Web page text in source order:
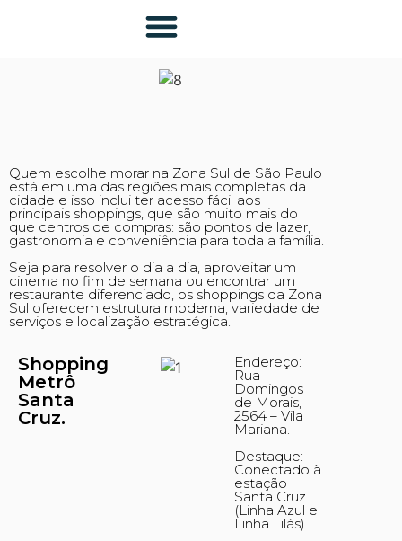
Quem escolhe morar na Zona Sul de São Paulo
está em uma das regiões mais completas da
cidade e isso inclui ter acesso fácil aos
principais shoppings, que são muito mais do
que centros de compras: são pontos de lazer,
gastronomia e conveniência para toda a família.
Seja para resolver o dia a dia, aproveitar um
cinema no fim de semana ou encontrar um
restaurante diferenciado, os shoppings da Zona
Sul oferecem estrutura moderna, variedade de
serviços e localização estratégica.
Shopping
Metrô
Santa
Cruz.
Endereço:
Rua
Domingos
de Morais,
2564 – Vila
Mariana.
Destaque:
Conectado à
estação
Santa Cruz
(Linha Azul e
Linha Lilás).